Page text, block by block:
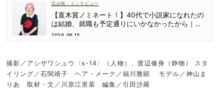
読み物・インタビュー
【直木賞ノミネート！】40代で小説家になれたの
は結婚、就職も予定通りにいかなかったから｜朝
倉かすみさん
2026.06.15
撮影／アシザワシュウ〈s-14〉（人物）、渡辺修身（静物） スタ
イリング／石関靖子 ヘア・メーク／福川雅顕 モデル／神山ま
りあ 取材・文／川原江里菜 編集／引田沙羅